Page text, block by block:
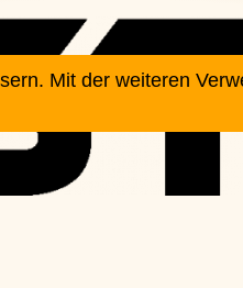
Mit der weiteren